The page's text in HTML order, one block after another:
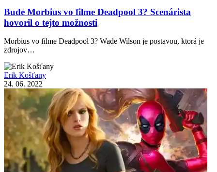
Bude Morbius vo filme Deadpool 3? Scenárista
hovoril o tejto možnosti
Morbius vo filme Deadpool 3? Wade Wilson je postavou, ktorá je
zdrojov…
Erik Košťany
24. 06. 2022